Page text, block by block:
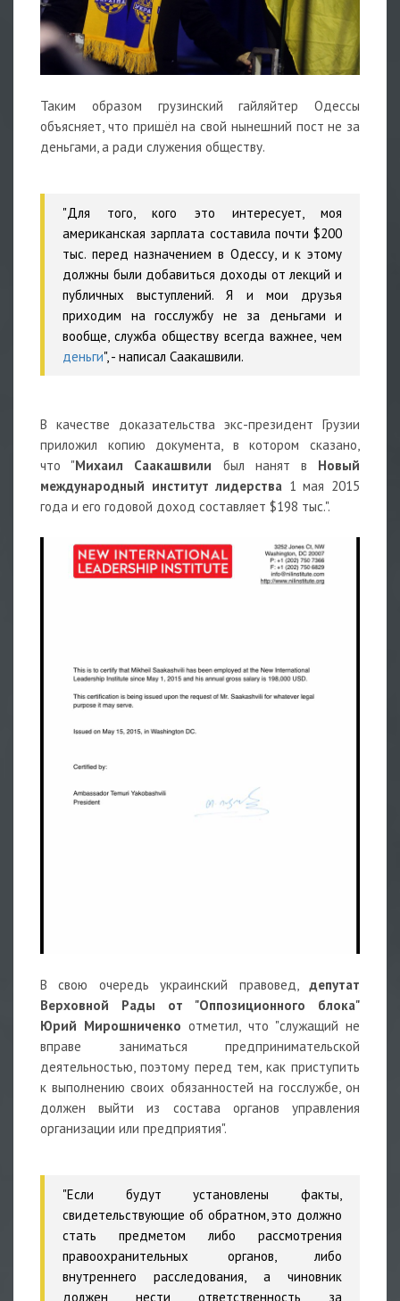
Таким образом грузинский гайляйтер Одессы
объясняет, что пришёл на свой нынешний пост не за
деньгами, а ради служения обществу.
"Для того, кого это интересует, моя
американская зарплата составила почти $200
тыс. перед назначением в Одессу, и к этому
должны были добавиться доходы от лекций и
публичных выступлений. Я и мои друзья
приходим на госслужбу не за деньгами и
вообще, служба обществу всегда важнее, чем
деньги", - написал Саакашвили.
В качестве доказательства экс-президент Грузии
приложил копию документа, в котором сказано,
что "Михаил Саакашвили был нанят в Новый
международный институт лидерства 1 мая 2015
года и его годовой доход составляет $198 тыс.".
В свою очередь украинский правовед, депутат
Верховной Рады от "Оппозиционного блока"
Юрий Мирошниченко отметил, что "служащий не
вправе заниматься предпринимательской
деятельностью, поэтому перед тем, как приступить
к выполнению своих обязанностей на госслужбе, он
должен выйти из состава органов управления
организации или предприятия".
"Если будут установлены факты,
свидетельствующие об обратном, это должно
стать предметом либо рассмотрения
правоохранительных органов, либо
внутреннего расследования, а чиновник
должен нести ответственность за